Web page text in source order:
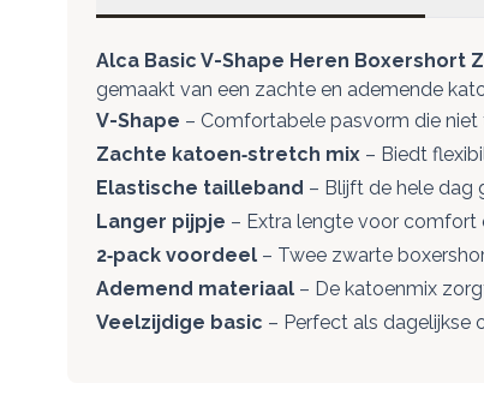
Alca Basic V-Shape Heren Boxershort
gemaakt van een zachte en ademende
V-Shape – Comfortabele pasvorm die niet
Zachte katoen‑stretch mix – Biedt
Elastische tailleband – Blijft de hele dag
Langer pijpje – Extra lengte voor comfort
2‑pack voordeel – Twee zwarte
Ademend materiaal – De katoenmix
Veelzijdige basic – Perfect als dagelijkse